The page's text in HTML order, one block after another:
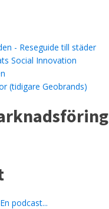
- Reseguide till städer
Social Innovation
(tidigare Geobrands)
podcast...